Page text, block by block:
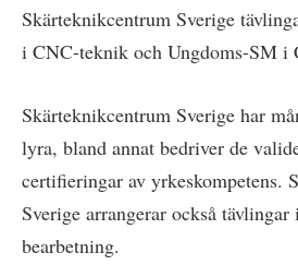
Skärteknikcentrum Sverige
i CNC-teknik och Ungdoms-SM i
Skärteknikcentrum Sverige har
lyra, bland annat bedriver de
certifieringar av yrkeskompetens.
Sverige arrangerar också tävlingar
bearbetning.